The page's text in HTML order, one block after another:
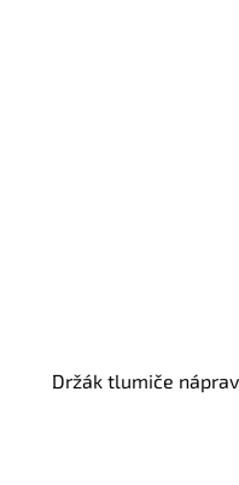
Držák tlumiče